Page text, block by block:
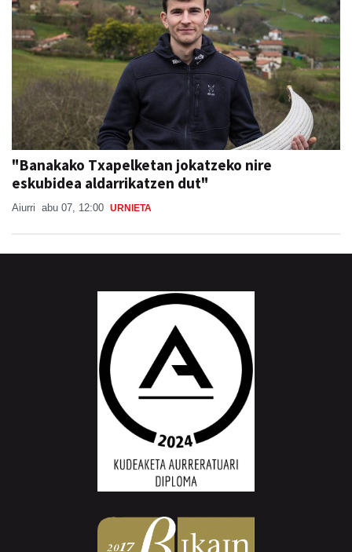
"Banakako Txapelketan jokatzeko nire
eskubidea aldarrikatzen dut"
Aiurri abu 07, 12:00 URNIETA